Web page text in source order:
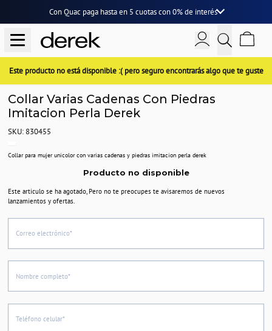
Con Quac paga hasta en 5 cuotascon0% de interés
Este producto no está disponible :( pero seguro encontrarás algo que te guste
Collar Varias Cadenas Con Piedras
Imitacion Perla Derek
SKU: 830455
Collar para mujer unicolor con varias cadenas y piedras imitacion perla derek
Producto no disponible
Este articulo se ha agotado, Pero no te preocupes te avisaremos de nuevos
lanzamientos y ofertas.
Correo electrónico*
Nombre completo*
Teléfono celular*